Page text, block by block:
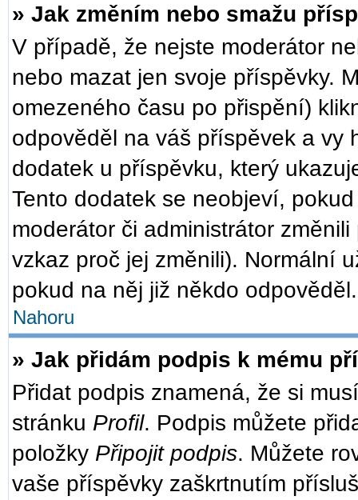
» Jak změním nebo smažu
V případě, že nejste moderátor
nebo mazat jen svoje příspěvky.
omezeného času po přispění)
odpověděl na váš příspěvek a vy
dodatek u příspěvku, který
Tento dodatek se neobjeví,
moderátor či administrátor
vzkaz proč jej změnili). Normální
pokud na něj již někdo odpověděl.
Nahoru
» Jak přidám podpis k mému
Přidat podpis znamená, že si
stránku Profil. Podpis můžete
položky Připojit podpis. Můžete
vaše příspěvky zaškrtnutím